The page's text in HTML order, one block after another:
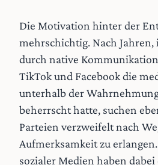
Die Motivation hinter der
mehrschichtig. Nach Jahren,
durch native
TikTok und Facebook die
unterhalb der
beherrscht hatte, suchen
Parteien verzweifelt nach
Aufmerksamkeit zu
sozialer Medien haben dabei